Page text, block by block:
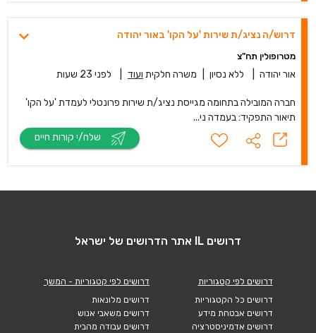
דרוש/ה נציג/ת שירות 'על הקו' באור יהודה
מטרופולין תח"צ
אור יהודה ללא נסיון משרה חלקית ועוד לפני 23 שעות
חברה המובילה בתחומה מגייסת נציג/ת שירות פרונטלי לעמדת 'על הקו'
תיאור התפקיד: בעמדה ני...
דרושים IL אתר הדרושים של ישראל
דרושים לפי קטגוריות
דרושים כל הקטגוריות
דרושים אבטחת מידע
דרושים אדמיניסטרציה
דרושים לפי קטגוריות - המשך
דרושים מלונאות
דרושים משאבי אנוש
דרושים עבודה מהבית